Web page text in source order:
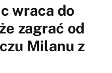
wraca do
zagrać od
Milanu z